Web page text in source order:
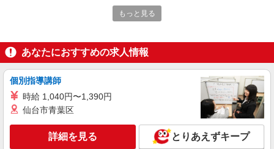
株式会社kotrio /●NG-H-1815834
[ 綺麗 ]高級シニアマンションで生活ケア/見守
時給1500円〜2125円 ＜日払い有/週払い有/交
通費全支給(ガソリン代含む)＞
キープ 詳細を見る
株式会社kotrio /●NG-H-1905927
もっと見る
あなたにおすすめの求人情報
個別指導講師
時給 1,040円〜1,390円
仙台市青葉区
詳細を見る とりあえずキープ